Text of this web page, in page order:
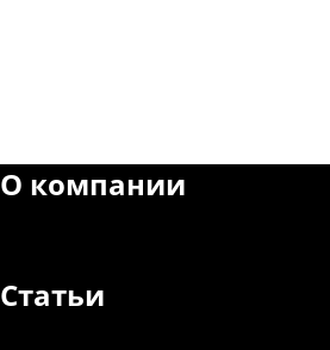
О компании
Статьи